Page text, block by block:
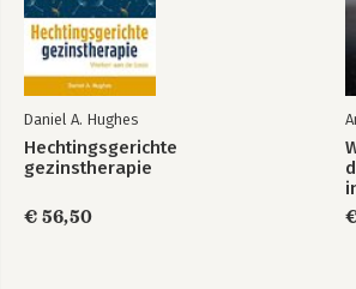
Daniel A. Hughes
Hechtingsgerichte
gezinstherapie
€ 56,50